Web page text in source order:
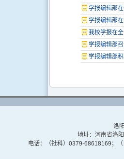
学报编辑部
学报编辑部
我校学报在
学报编辑部
学报编辑部
洛
地址：河南省洛
电话：（社科）0379-68618169；